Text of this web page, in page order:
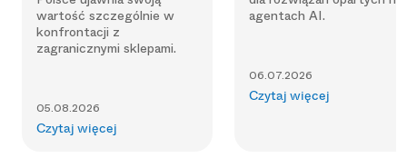
wartość szczególnie w
konfrontacji z
zagranicznymi sklepami.
05.08.2026
Czytaj więcej
agentach AI.
06.07.2026
Czytaj więcej